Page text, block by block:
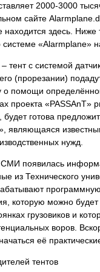
2000-3000
сайте
находится здесь. Ниже
«Alarmplane»
тент с системой
(прорезании)
о помощи
проекта «PASSAnT»
готова
являющаяся
нужд.
появилась
из Технического
которую можно будет
грузовиков и
воров.
её
тентов